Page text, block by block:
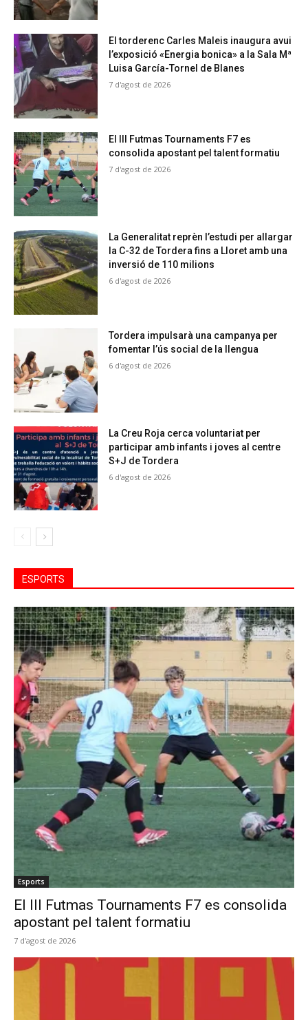
El torderenc Carles Maleis inaugura avui
l’exposició «Energia bonica» a la Sala Mª
Luisa García-Tornel de Blanes
7 d'agost de 2026
El III Futmas Tournaments F7 es
consolida apostant pel talent formatiu
7 d'agost de 2026
La Generalitat reprèn l’estudi per allargar
la C-32 de Tordera fins a Lloret amb una
inversió de 110 milions
6 d'agost de 2026
Tordera impulsarà una campanya per
fomentar l’ús social de la llengua
6 d'agost de 2026
La Creu Roja cerca voluntariat per
participar amb infants i joves al centre
S+J de Tordera
6 d'agost de 2026
ESPORTS
Esports
El III Futmas Tournaments F7 es consolida
apostant pel talent formatiu
7 d'agost de 2026